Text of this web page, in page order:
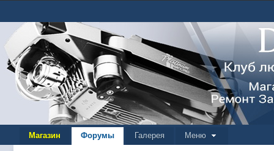
Магазин Форумы Галерея Меню